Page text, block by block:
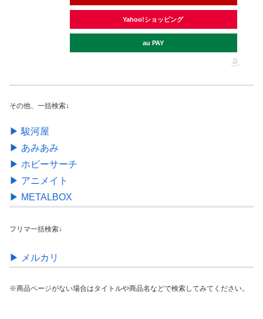
Yahoo!ショッピング
au PAY
その他、一括検索↓
▶︎ 駿河屋
▶︎ あみあみ
▶︎ ホビーサーチ
▶︎ アニメイト
▶︎ METALBOX
フリマ一括検索↓
▶︎ メルカリ
※商品ページがない場合はタイトルや商品名などで検索してみてください。